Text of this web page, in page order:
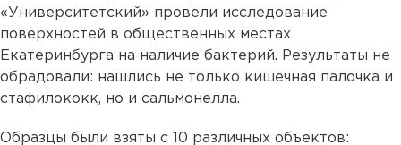
«Университетский» провели исследование
поверхностей в общественных местах
Екатеринбурга на наличие бактерий. Результаты не
обрадовали: нашлись не только кишечная палочка и
стафилококк, но и сальмонелла.
Образцы были взяты с 10 различных объектов: